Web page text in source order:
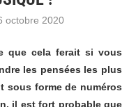
octobre 2020
que cela ferait si vous
les pensées les plus
sous forme de numéros
il est fort probable que